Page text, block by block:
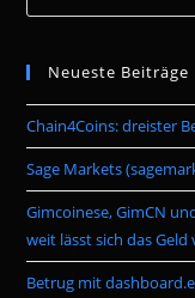
Neueste Beiträge
Chain4Coins: dreister
Sage Markets
Gimcoinese, GimCN
weit lässt sich das Geld
Betrug mit